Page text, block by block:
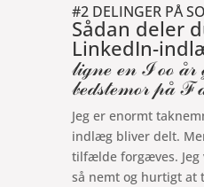
#2 DELINGER PÅ
Sådan deler
LinkedIn-
𝓁𝒾ℊ𝓃ℯ ℯ𝓃 ℐℴℴ
𝒷ℯ𝒹𝓈𝓉ℯ𝓂ℴ𝓇 𝓅𝒶̊
Jeg er enormt
indlæg bliver delt.
tilfælde forgæves. Jeg
så nemt og hurtigt at